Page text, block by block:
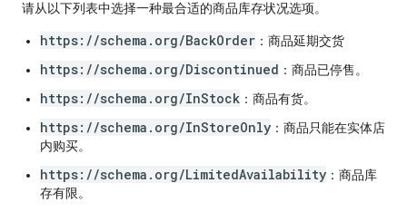
请从以下列表中选择一种最合适的商品库存状况选项。
https://schema.org/BackOrder ：商品延期交货
https://schema.org/Discontinued ：商品已停售。
https://schema.org/InStock ：商品有货。
https://schema.org/InStoreOnly ：商品只能在实体店
内购买。
https://schema.org/LimitedAvailability ：商品库
存有限。